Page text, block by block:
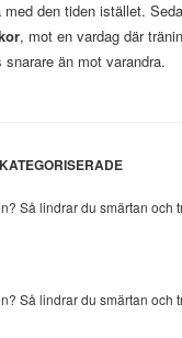
den tiden istället.
, mot en vardag där
än mot varandra.
Så lindrar du smärtan och
Så lindrar du smärtan och